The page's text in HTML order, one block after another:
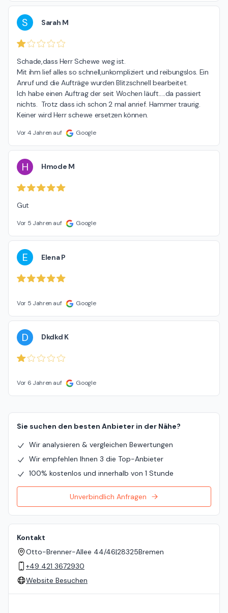
S Sarah M
Schade,dass Herr Schewe weg ist.
Mit ihm lief alles so schnell,unkompliziert und reibungslos. Ein
Anruf und die Aufträge wurden Blitzschnell bearbeitet.
Ich habe einen Auftrag der seit Wochen läuft.....da passiert
nichts.  Trotz dass ich schon 2 mal anrief. Hammer traurig.
Keiner wird Herr schewe ersetzen können.
Vor 4 Jahren auf Google
H Hmode M
Gut
Vor 5 Jahren auf Google
E Elena P
Vor 5 Jahren auf Google
D Dkdkd K
Vor 6 Jahren auf Google
Sie suchen den besten Anbieter in der Nähe?
Wir analysieren & vergleichen Bewertungen
Wir empfehlen Ihnen 3 die Top-Anbieter
100% kostenlos und innerhalb von 1 Stunde
Unverbindlich Anfragen
Kontakt
Otto-Brenner-Allee 44/46|28325Bremen
+49 421 3672930
Website Besuchen